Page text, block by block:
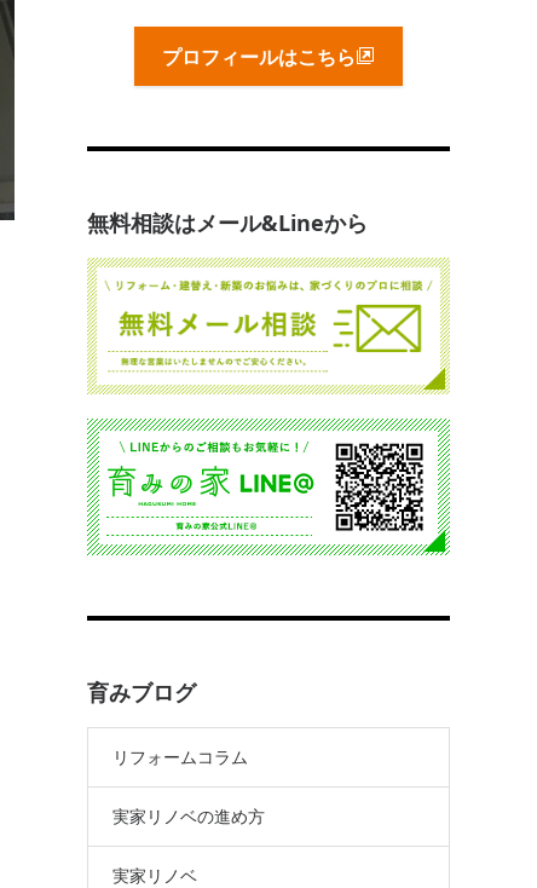
プロフィールはこちら
無料相談はメール&Lineから
育みブログ
リフォームコラム
実家リノベの進め方
実家リノベ